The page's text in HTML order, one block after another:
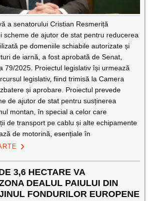
a senatorului Cristian Resmeriță
scheme de ajutor de stat pentru reducerea
pe domeniile schiabile autorizate și
de iarnă, a fost aprobată de Senat,
79/2025. Proiectul legislativ își urmează
legislativ, fiind trimisă la Camera
și aprobare. Proiectul prevede
de ajutor de stat pentru susținerea
montan, în special a celor care
de transport pe cablu și alte echipamente
de motorină, esențiale în
3,6 HECTARE VA
DEALUL PAIULUI DIN
FONDURILOR EUROPENE